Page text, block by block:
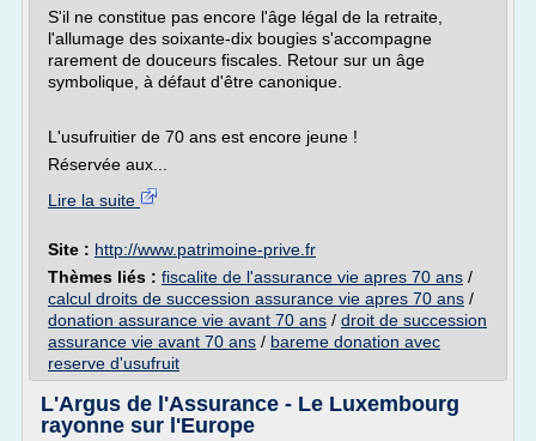
S'il ne constitue pas encore l'âge légal de la retraite,
l'allumage des soixante-dix bougies s'accompagne
rarement de douceurs fiscales. Retour sur un âge
symbolique, à défaut d'être canonique.
L'usufruitier de 70 ans est encore jeune !
Réservée aux...
Lire la suite
Site : http://www.patrimoine-prive.fr
Thèmes liés : fiscalite de l'assurance vie apres 70 ans /
calcul droits de succession assurance vie apres 70 ans /
donation assurance vie avant 70 ans / droit de succession
assurance vie avant 70 ans / bareme donation avec
reserve d'usufruit
L'Argus de l'Assurance - Le Luxembourg
rayonne sur l'Europe